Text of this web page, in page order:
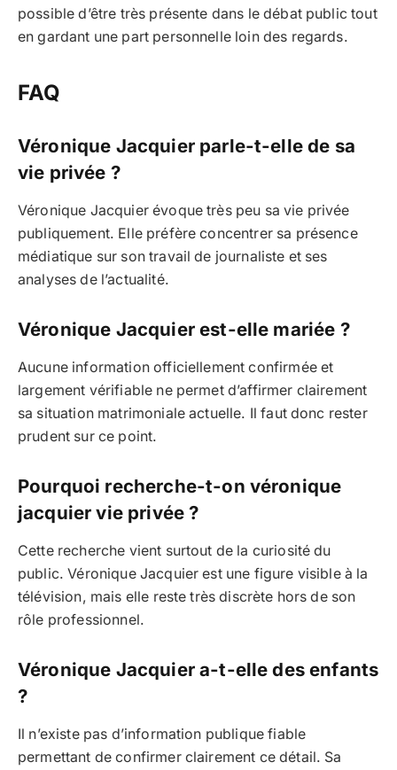
possible d’être très présente dans le débat public tout
en gardant une part personnelle loin des regards.
FAQ
Véronique Jacquier parle-t-elle de sa
vie privée ?
Véronique Jacquier évoque très peu sa vie privée
publiquement. Elle préfère concentrer sa présence
médiatique sur son travail de journaliste et ses
analyses de l’actualité.
Véronique Jacquier est-elle mariée ?
Aucune information officiellement confirmée et
largement vérifiable ne permet d’affirmer clairement
sa situation matrimoniale actuelle. Il faut donc rester
prudent sur ce point.
Pourquoi recherche-t-on véronique
jacquier vie privée ?
Cette recherche vient surtout de la curiosité du
public. Véronique Jacquier est une figure visible à la
télévision, mais elle reste très discrète hors de son
rôle professionnel.
Véronique Jacquier a-t-elle des enfants
?
Il n’existe pas d’information publique fiable
permettant de confirmer clairement ce détail. Sa